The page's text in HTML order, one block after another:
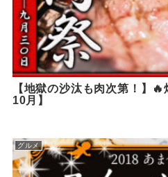
【地獄の沙汰も肉次第！】
10月】
グルメ